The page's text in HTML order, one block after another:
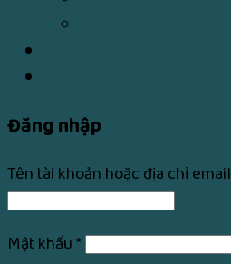
Đăng nhập
Tên tài khoản hoặc địa chỉ email
Mật khẩu*